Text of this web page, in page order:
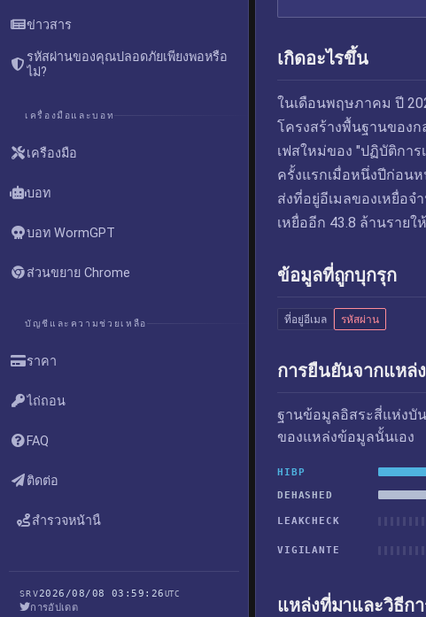
ข่าวสาร
รหัสผ่านของคุณปลอดภัยเพียงพอหรือ
ไม่?
เครื่องมือและบอท
เครื่องมือ
บอท
บอท WormGPT
ส่วนขยาย Chrome
บัญชีและความช่วยเหลือ
ราคา
ไถ่ถอน
FAQ
ติดต่อ
สำรวจหน้านี้
SRV2026/08/08 03:59:26UTC
การอัปเดต
เกิดอะไรขึ้น
ในเดือนพฤษภาคม ปี
โครงสร้างพื้นฐานของ
เฟสใหม่ของ "ปฏิบัติการ
ครั้งแรกเมื่อหนึ่งปีก่อน
ส่งที่อยู่อีเมลของเหยื่อจ
เหยื่ออีก 43.8 ล้านรายใ
ข้อมูลที่ถูกบุกรุก
ที่อยู่อีเมล รหัสผ่าน
การยืนยันจากแหล่
ฐานข้อมูลอิสระสี่แห่งบั
ของแหล่งข้อมูลนั้นเอง
HIBP
DEHASHED
LEAKCHECK
VIGILANTE
แหล่งที่มาและวิธีก